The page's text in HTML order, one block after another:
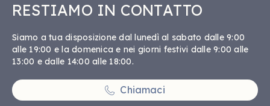
RESTIAMO IN CONTATTO
Siamo a tua disposizione dal lunedì al sabato dalle 9:00
alle 19:00 e la domenica e nei giorni festivi dalle 9:00 alle
13:00 e dalle 14:00 alle 18:00.
Chiamaci